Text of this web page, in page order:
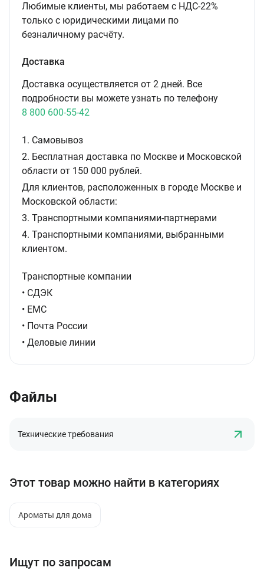
Любимые клиенты, мы работаем с НДС-22%
только с юридическими лицами по
безналичному расчёту.
Доставка
Доставка осуществляется от 2 дней. Все
подробности вы можете узнать по телефону
8 800 600-55-42
1. Самовывоз
2. Бесплатная доставка по Москве и Московской
области от 150 000 рублей.
Для клиентов, расположенных в городе Москве и
Московской области:
3. Транспортными компаниями-партнерами
4. Транспортными компаниями, выбранными
клиентом.
Транспортные компании
• СДЭК
• ЕМС
• Почта России
• Деловые линии
Файлы
Технические требования
Этот товар можно найти в категориях
Ароматы для дома
Ищут по запросам